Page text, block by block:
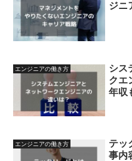
ジニ
エンジニアの働き方
シス
クエ
年収
エンジニアの働き方
テッ
事内